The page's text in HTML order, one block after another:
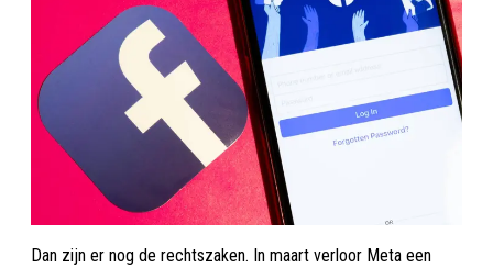
Dan zijn er nog de rechtszaken. In maart verloor Meta een